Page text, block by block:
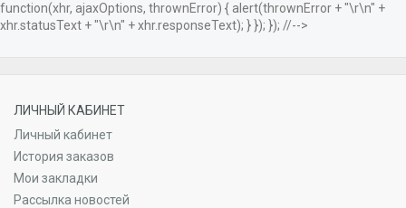
function(xhr, ajaxOptions, thrownError) { alert(thrownError + "\r\n" +
xhr.statusText + "\r\n" + xhr.responseText); } }); }); //-->
ЛИЧНЫЙ КАБИНЕТ
Личный кабинет
История заказов
Мои закладки
Рассылка новостей